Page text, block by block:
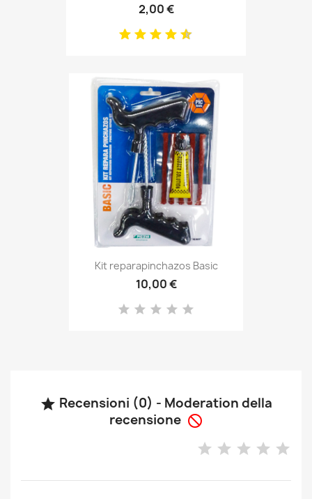
2,00 €
Kit reparapinchazos Basic
10,00 €
 Recensioni (0) - Moderation della
recensione 